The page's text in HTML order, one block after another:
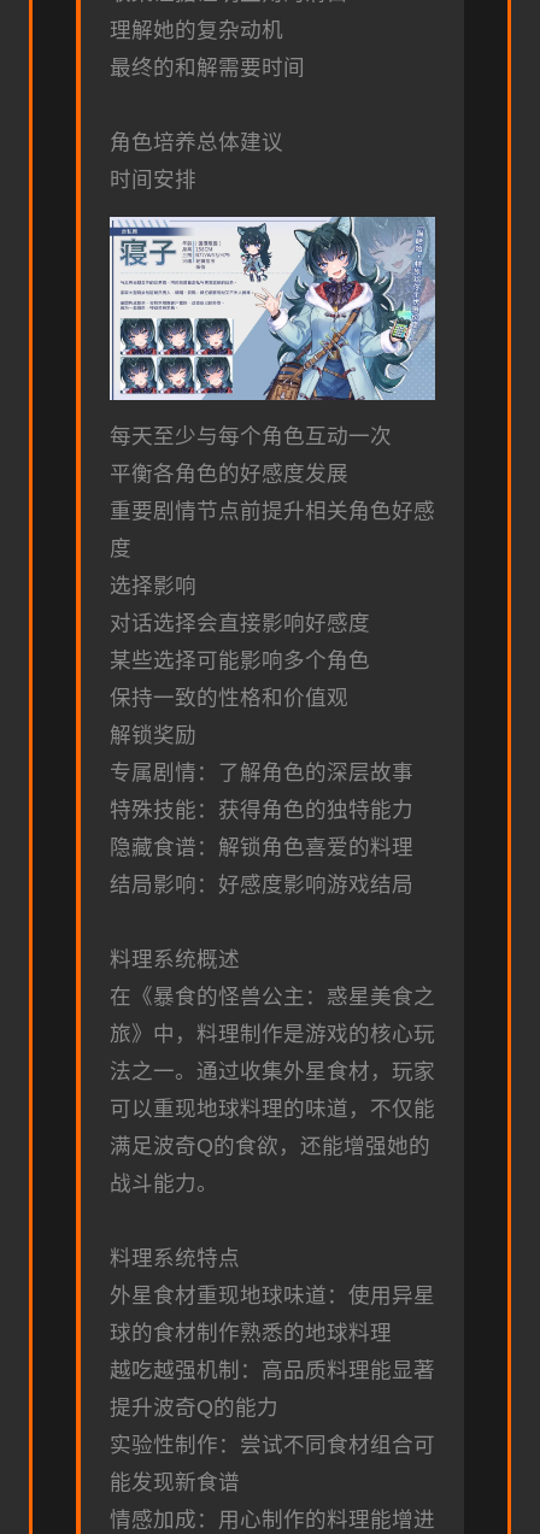
理解她的复杂动机
最终的和解需要时间
角色培养总体建议
时间安排
每天至少与每个角色互动一次
平衡各角色的好感度发展
重要剧情节点前提升相关角色好感
度
选择影响
对话选择会直接影响好感度
某些选择可能影响多个角色
保持一致的性格和价值观
解锁奖励
专属剧情：了解角色的深层故事
特殊技能：获得角色的独特能力
隐藏食谱：解锁角色喜爱的料理
结局影响：好感度影响游戏结局
料理系统概述
在《暴食的怪兽公主：惑星美食之
旅》中，料理制作是游戏的核心玩
法之一。通过收集外星食材，玩家
可以重现地球料理的味道，不仅能
满足波奇Q的食欲，还能增强她的
战斗能力。
料理系统特点
外星食材重现地球味道：使用异星
球的食材制作熟悉的地球料理
越吃越强机制：高品质料理能显著
提升波奇Q的能力
实验性制作：尝试不同食材组合可
能发现新食谱
情感加成：用心制作的料理能增进